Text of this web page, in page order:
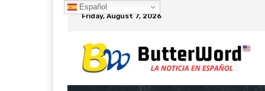
Friday, August 7, 2026
Español